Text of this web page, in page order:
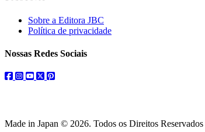
Sobre a Editora JBC
Política de privacidade
Nossas Redes Sociais
facebook
instagram
youtube
twitterpinterest
Made in Japan © 2026. Todos os Direitos Reservados